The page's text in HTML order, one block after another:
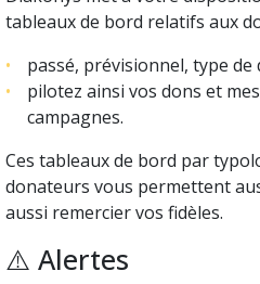
tableaux de bord relatifs aux
passé, prévisionnel, type de
pilotez ainsi vos dons et
campagnes.
Ces tableaux de bord par
donateurs vous permettent
aussi remercier vos fidèles.
⚠️ Alertes